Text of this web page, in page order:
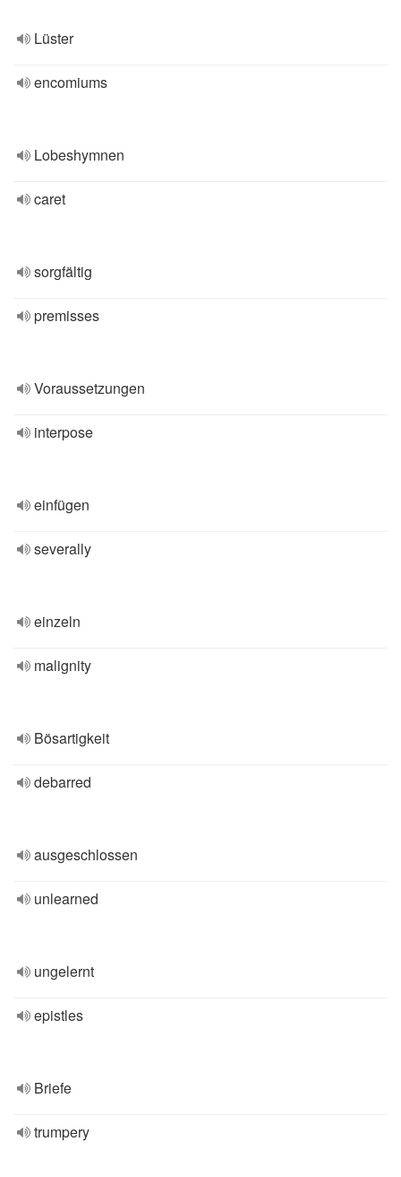
Lüster
encomiums
Lobeshymnen
caret
sorgfältig
premisses
Voraussetzungen
interpose
einfügen
severally
einzeln
malignity
Bösartigkeit
debarred
ausgeschlossen
unlearned
ungelernt
epistles
Briefe
trumpery